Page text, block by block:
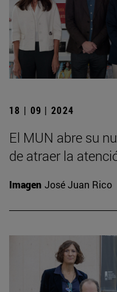
18 | 09 | 2024
El MUN abre su
de atraer la
Imagen José Juan Rico